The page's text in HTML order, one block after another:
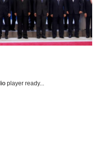
player ready...